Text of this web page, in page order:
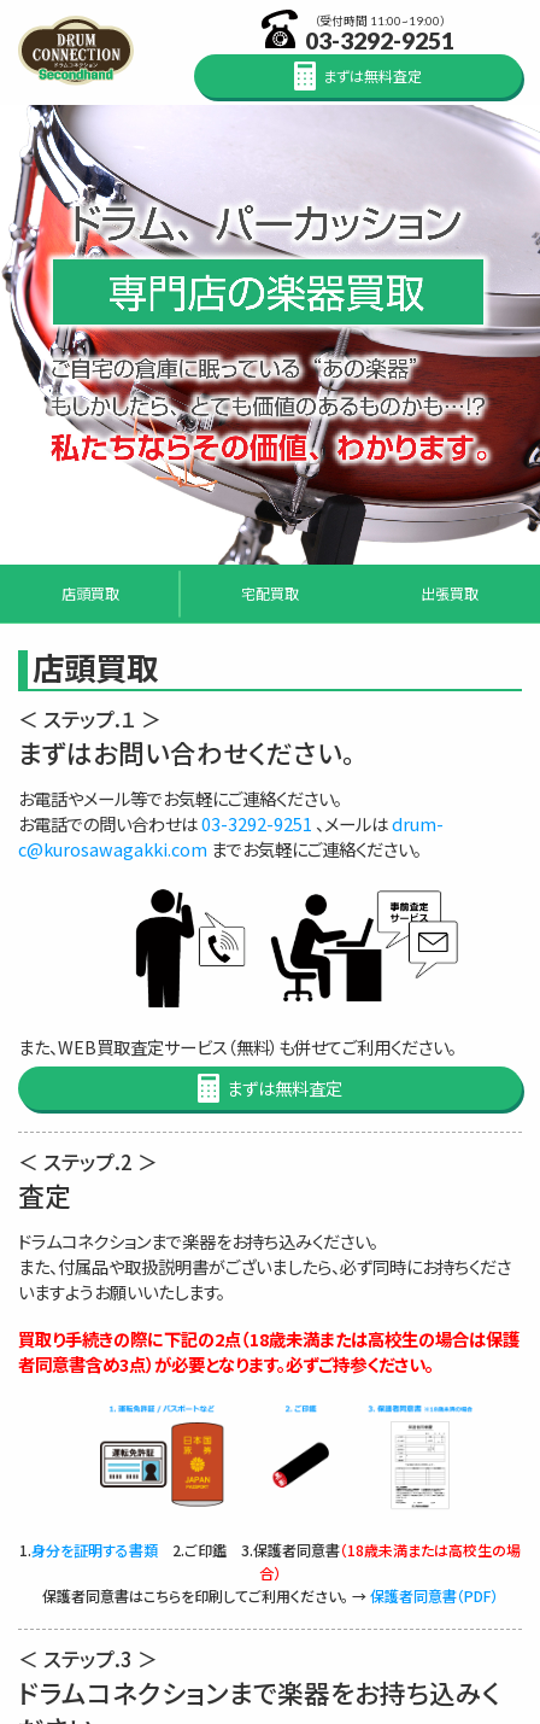
（受付時間 11:00~19:00）
03-3292-9251
まずは無料査定
店頭買取 宅配買取 出張買取
店頭買取
＜ ステップ.１ ＞
まずはお問い合わせください。
お電話やメール等でお気軽にご連絡ください。
お電話での問い合わせは03-3292-9251 、メールはdrum-
c@kurosawagakki.com までお気軽にご連絡ください。
また、WEB買取査定サービス（無料）も併せてご利用ください。
まずは無料査定
＜ ステップ.2 ＞
査定
ドラムコネクションまで楽器をお持ち込みください。
また、付属品や取扱説明書がございましたら、必ず同時にお持ちくださ
いますようお願いいたします。
買取り手続きの際に下記の2点（18歳未満または高校生の場合は保護
者同意書含め3点）が必要となります。必ずご持参ください。
1.身分を証明する書類 2.ご印鑑 3.保護者同意書（18歳未満または高校生の場
合）
保護者同意書はこちらを印刷してご利用ください。 →保護者同意書（PDF）
＜ ステップ.3 ＞
ドラムコネクションまで楽器をお持ち込みく